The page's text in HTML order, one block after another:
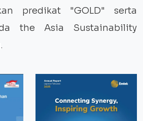
predikat "GOLD" serta
the Asia Sustainability